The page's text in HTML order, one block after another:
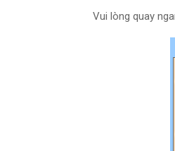
Vui lòng quay